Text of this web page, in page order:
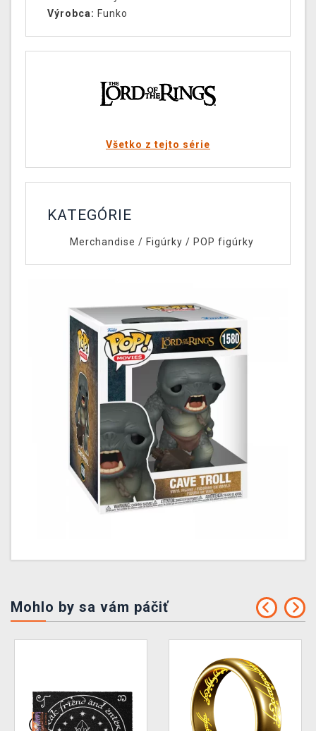
Výrobca: Funko
Všetko z tejto série
KATEGÓRIE
Merchandise / Figúrky / POP figúrky
Mohlo by sa vám páčiť